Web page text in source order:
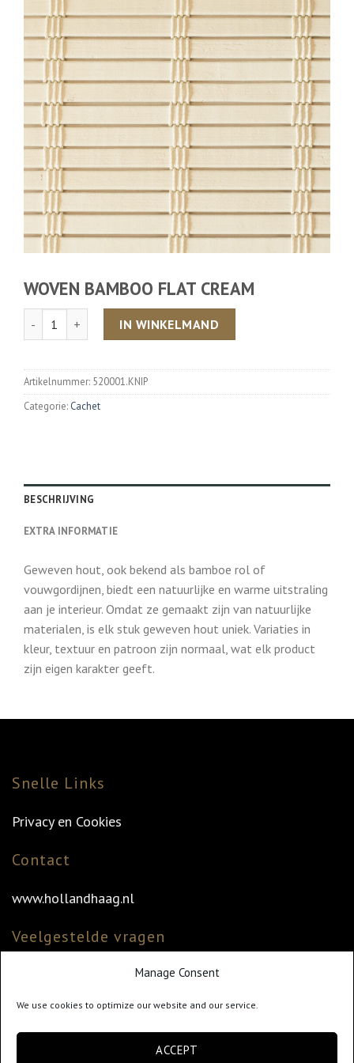
Manage Consent
We use cookies to optimize our website and our service.
ACCEPT
WOVEN BAMBOO FLAT CREAM
Aantal IN WINKELMAND
Artikelnummer: 520001.KNIP
Categorie: Cachet
BESCHRIJVING
EXTRA INFORMATIE
Geweven hout, ook bekend als bamboe rol of
vouwgordijnen, biedt een natuurlijke en warme uitstraling
aan je interieur. Omdat ze gemaakt zijn van natuurlijke
materialen, is elk stuk geweven hout uniek. Variaties in
kleur, textuur en patroon zijn normaal, wat elk product
zijn eigen karakter geeft.
Snelle Links
Privacy en Cookies
Contact
www.hollandhaag.nl
Veelgestelde vragen
Veelgestelde vragen
Klantenservice